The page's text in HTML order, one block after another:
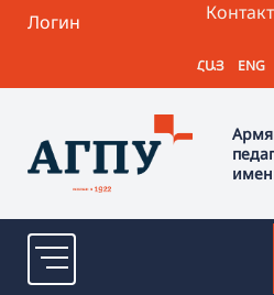
Логин
ՀԱՅ ENG